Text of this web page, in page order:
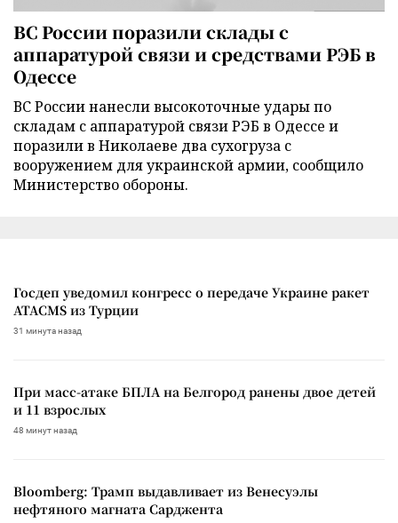
ВС России поразили склады с
аппаратурой связи и средствами РЭБ в
Одессе
ВС России нанесли высокоточные удары по
складам с аппаратурой связи РЭБ в Одессе и
поразили в Николаеве два сухогруза с
вооружением для украинской армии, сообщило
Министерство обороны.
Госдеп уведомил конгресс о передаче Украине ракет
ATACMS из Турции
31 минута назад
При масс-атаке БПЛА на Белгород ранены двое детей
и 11 взрослых
48 минут назад
Bloomberg: Трамп выдавливает из Венесуэлы
нефтяного магната Сарджента